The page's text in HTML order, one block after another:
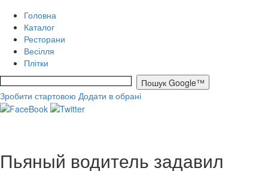
Головна
Каталог
Ресторани
Весілля
Плітки
Зробити стартовою Додати в обрані
Пьяный водитель задавил